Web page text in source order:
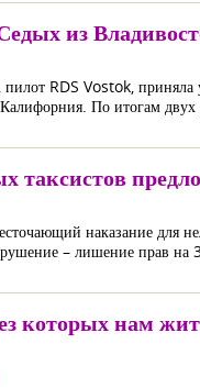
из
пилот RDS Vostok,
По итогам двух
таксистов
наказание для
– лишение прав на
которых нам